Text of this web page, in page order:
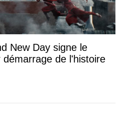
New Day signe le
de l'histoire